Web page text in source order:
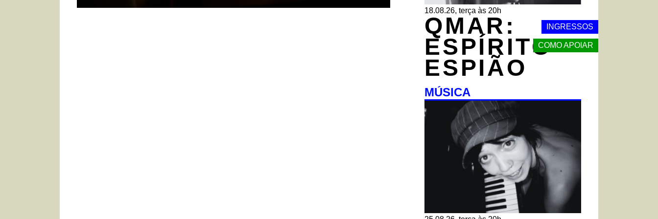
INGRESSOS
COMO APOIAR
18.08.26, terça às 20h
QMAR:
ESPÍRITO
ESPIÃO
MÚSICA